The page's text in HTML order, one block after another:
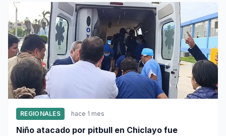
REGIONALES hace 1 mes
Niño atacado por pitbull en Chiclayo fue